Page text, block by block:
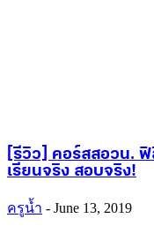
[รีวิว] คอร์สสอวน.
เรียนจริง สอบจริง!
ครูน้ำ - June 13, 2019